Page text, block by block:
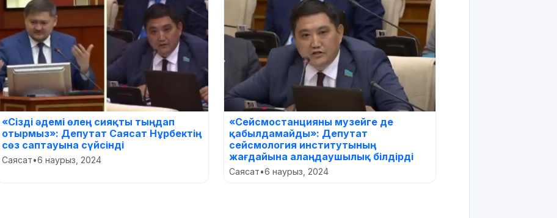
«Сізді әдемі өлең сияқты тыңдап
отырмыз»: Депутат Саясат Нұрбектің
сөз саптауына сүйсінді
Саясат•6 наурыз, 2024
«Сейсмостанцияны музейге де
қабылдамайды»: Депутат
сейсмология институтының
жағдайына алаңдаушылық білдірді
Саясат•6 наурыз, 2024